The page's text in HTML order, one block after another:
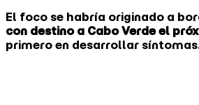
El foco se habría originado a
con destino a Cabo Verde el
primero en desarrollar